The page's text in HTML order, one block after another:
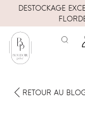
DESTOCKAGE
RETOUR AU